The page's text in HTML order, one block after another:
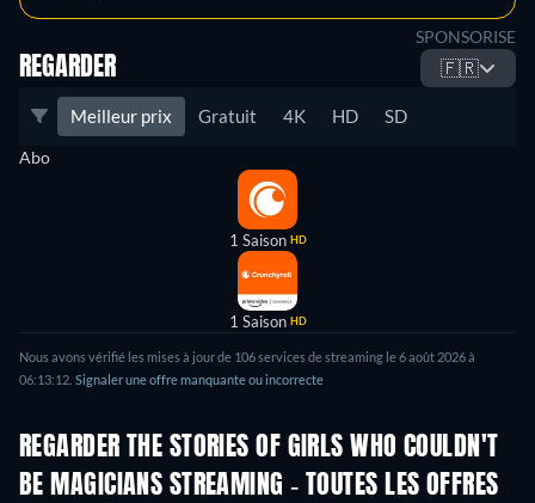
SPONSORISE
REGARDER 🇫🇷
Meilleur prix Gratuit 4K HD SD
Abo
1 Saison HD
1 Saison HD
Nous avons vérifié les mises à jour de 106 services de streaming le 6 août 2026 à
06:13:12. Signaler une offre manquante ou incorrecte
REGARDER THE STORIES OF GIRLS WHO COULDN'T
BE MAGICIANS STREAMING - TOUTES LES OFFRES